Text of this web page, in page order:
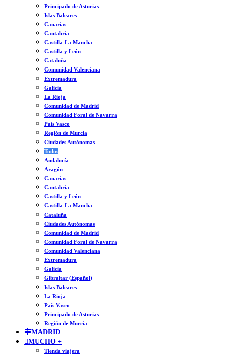
Principado de Asturias
Islas Baleares
Canarias
Cantabria
Castilla-La Mancha
Castilla y León
Cataluña
Comunidad Valenciana
Extremadura
Galicia
La Rioja
Comunidad de Madrid
Comunidad Foral de Navarra
País Vasco
Región de Murcia
Ciudades Autónomas
Todos
Andalucía
Aragón
Canarias
Cantabria
Castilla y León
Castilla-La Mancha
Cataluña
Ciudades Autónomas
Comunidad de Madrid
Comunidad Foral de Navarra
Comunidad Valenciana
Extremadura
Galicia
Gibraltar (Español)
Islas Baleares
La Rioja
País Vasco
Principado de Asturias
Región de Murcia
MADRID
MUCHO +
Tienda viajera